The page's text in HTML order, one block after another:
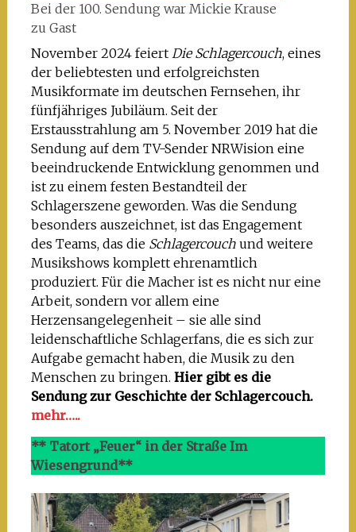
Bei der 100. Sendung war Mickie Krause
zu Gast
November 2024 feiert Die Schlagercouch, eines
der beliebtesten und erfolgreichsten
Musikformate im deutschen Fernsehen, ihr
fünfjähriges Jubiläum. Seit der
Erstausstrahlung am 5. November 2019 hat die
Sendung auf dem TV-Sender NRWision eine
beeindruckende Entwicklung genommen und
ist zu einem festen Bestandteil der
Schlagerszene geworden. Was die Sendung
besonders auszeichnet, ist das Engagement
des Teams, das die Schlagercouchund weitere
Musikshows komplett ehrenamtlich
produziert. Für die Macher ist es nicht nur eine
Arbeit, sondern vor allem eine
Herzensangelegenheit – sie alle sind
leidenschaftliche Schlagerfans, die es sich zur
Aufgabe gemacht haben, die Musik zu den
Menschen zu bringen. Hier gibt es die
Sendung zur Geschichte der Schlagercouch.
mehr…..
** Tatort „Feuer“ in der Straße Im
Wiesengrund**